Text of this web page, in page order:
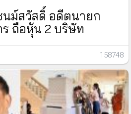
นม์สวัสดิ์ อดีตนายก
ถือหุ้น 2 บริษัท
: 158748